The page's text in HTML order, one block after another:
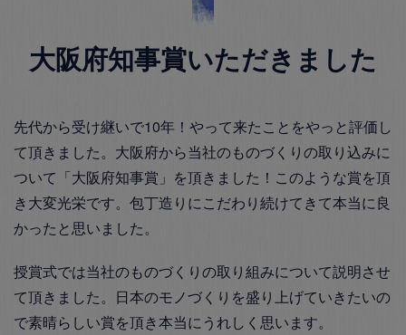
大阪府知事賞いただきました
先代から受け継いで10年！やって来たことをやっと評価し
て頂きました。大阪府から当社のものづくりの取り込みに
ついて「大阪府知事賞」を頂きました！このような賞を頂
き大変光栄です。包丁造りにこだわり続けてきて本当に良
かったと思いました。
授賞式では当社のものづくりの取り組みについて説明させ
て頂きました。日本のモノづくりを盛り上げていきたいの
で素晴らしい賞を頂き本当にうれしく思います。